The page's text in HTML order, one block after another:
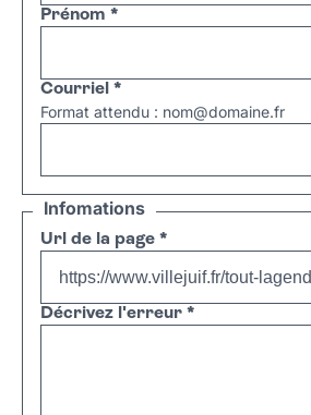
Prénom *
Courriel *
Format attendu : nom@domaine.fr
Infomations
Url de la page *
Décrivez l'erreur *